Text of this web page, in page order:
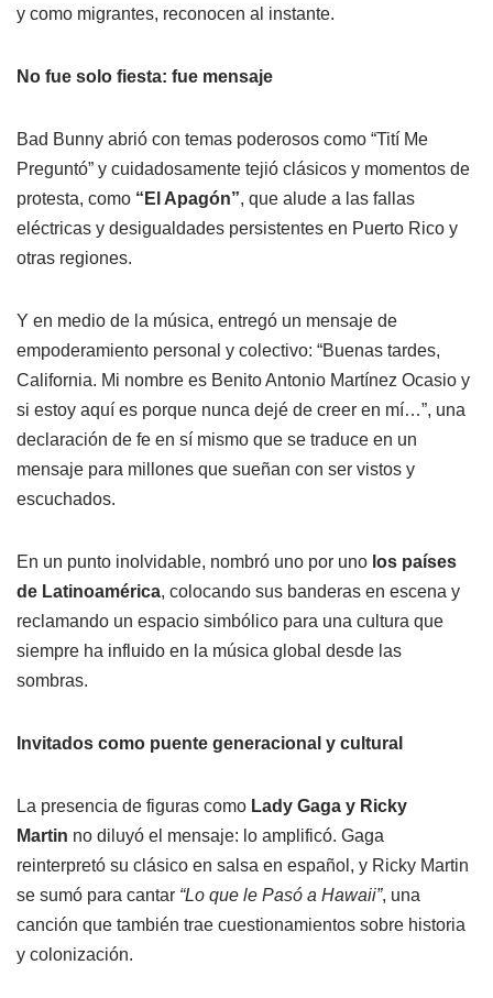
y como migrantes, reconocen al instante.
No fue solo fiesta: fue mensaje
Bad Bunny abrió con temas poderosos como “Tití Me
Preguntó” y cuidadosamente tejió clásicos y momentos de
protesta, como “El Apagón”, que alude a las fallas
eléctricas y desigualdades persistentes en Puerto Rico y
otras regiones.
Y en medio de la música, entregó un mensaje de
empoderamiento personal y colectivo: “Buenas tardes,
California. Mi nombre es Benito Antonio Martínez Ocasio y
si estoy aquí es porque nunca dejé de creer en mí…”, una
declaración de fe en sí mismo que se traduce en un
mensaje para millones que sueñan con ser vistos y
escuchados.
En un punto inolvidable, nombró uno por uno los países
de Latinoamérica, colocando sus banderas en escena y
reclamando un espacio simbólico para una cultura que
siempre ha influido en la música global desde las
sombras.
Invitados como puente generacional y cultural
La presencia de figuras como Lady Gaga y Ricky
Martin no diluyó el mensaje: lo amplificó. Gaga
reinterpretó su clásico en salsa en español, y Ricky Martin
se sumó para cantar “Lo que le Pasó a Hawaii”, una
canción que también trae cuestionamientos sobre historia
y colonización.